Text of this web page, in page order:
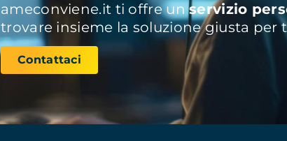
ameconviene.it ti offre unservizio
trovare insieme la soluzione giusta per
Contattaci